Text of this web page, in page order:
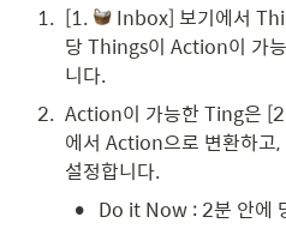
1. [1.
Inbox] 보기에서
당 Things이 Action이 가
니다.
2. Action이 가능한 Ting은
에서 Action으로 변환하고
설정합니다.
• Do it Now : 2분 안에